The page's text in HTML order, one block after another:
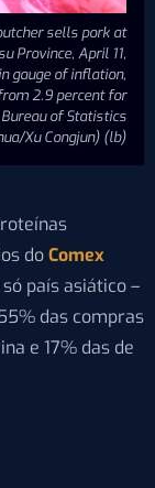
sells pork at
Province, April 11,
gauge of inflation,
2.9 percent for
of Statistics
Xu Congjun) (lb)
doComex
país asiático –
das compras
e 17% das de